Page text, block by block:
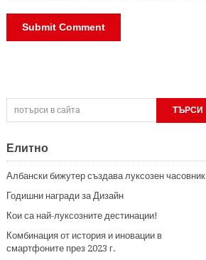
Елитно
Албански бижутер създава луксозен часовник
Годишни награди за Дизайн
Кои са най-луксозните дестинации!
Комбинация от история и иновации в
смартфоните през 2023 г.